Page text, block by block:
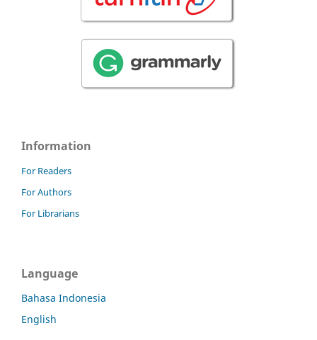
Information
For Readers
For Authors
For Librarians
Language
Bahasa Indonesia
English